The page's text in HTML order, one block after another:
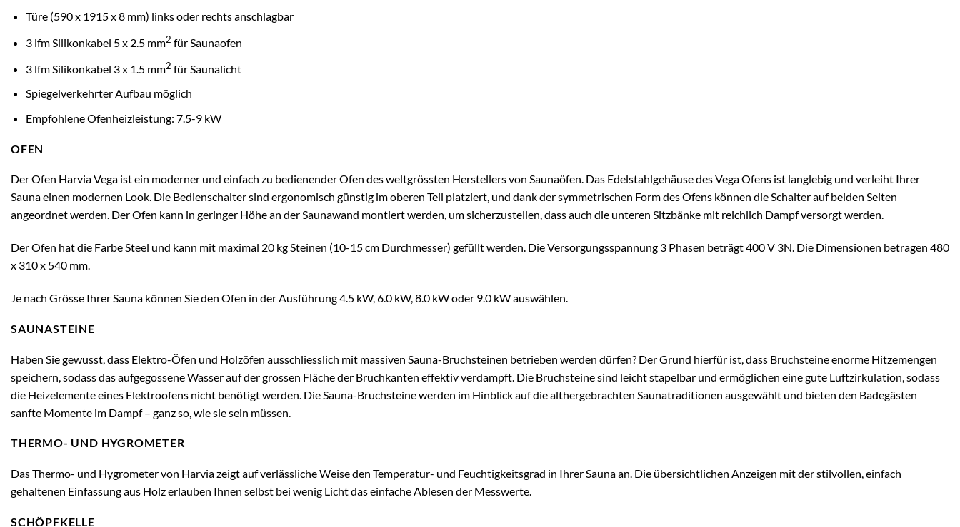
Türe (590 x 1915 x 8 mm) links oder rechts anschlagbar
3 lfm Silikonkabel 5 x 2.5 mm2 für Saunaofen
3 lfm Silikonkabel 3 x 1.5 mm2 für Saunalicht
Spiegelverkehrter Aufbau möglich
Empfohlene Ofenheizleistung: 7.5-9 kW
OFEN
Der Ofen Harvia Vega ist ein moderner und einfach zu bedienender Ofen des weltgrössten Herstellers von Saunaöfen. Das Edelstahlgehäuse des Vega Ofens ist langlebig und verleiht Ihrer
Sauna einen modernen Look. Die Bedienschalter sind ergonomisch günstig im oberen Teil platziert, und dank der symmetrischen Form des Ofens können die Schalter auf beiden Seiten
angeordnet werden. Der Ofen kann in geringer Höhe an der Saunawand montiert werden, um sicherzustellen, dass auch die unteren Sitzbänke mit reichlich Dampf versorgt werden.
Der Ofen hat die Farbe Steel und kann mit maximal 20 kg Steinen (10-15 cm Durchmesser) gefüllt werden. Die Versorgungsspannung 3 Phasen beträgt 400 V 3N. Die Dimensionen betragen 480
x 310 x 540 mm.
Je nach Grösse Ihrer Sauna können Sie den Ofen in der Ausführung 4.5 kW, 6.0 kW, 8.0 kW oder 9.0 kW auswählen.
SAUNASTEINE
Haben Sie gewusst, dass Elektro-Öfen und Holzöfen ausschliesslich mit massiven Sauna-Bruchsteinen betrieben werden dürfen? Der Grund hierfür ist, dass Bruchsteine enorme Hitzemengen
speichern, sodass das aufgegossene Wasser auf der grossen Fläche der Bruchkanten effektiv verdampft. Die Bruchsteine sind leicht stapelbar und ermöglichen eine gute Luftzirkulation, sodass
die Heizelemente eines Elektroofens nicht benötigt werden. Die Sauna-Bruchsteine werden im Hinblick auf die althergebrachten Saunatraditionen ausgewählt und bieten den Badegästen
sanfte Momente im Dampf – ganz so, wie sie sein müssen.
THERMO- UND HYGROMETER
Das Thermo- und Hygrometer von Harvia zeigt auf verlässliche Weise den Temperatur- und Feuchtigkeitsgrad in Ihrer Sauna an. Die übersichtlichen Anzeigen mit der stilvollen, einfach
gehaltenen Einfassung aus Holz erlauben Ihnen selbst bei wenig Licht das einfache Ablesen der Messwerte.
SCHÖPFKELLE